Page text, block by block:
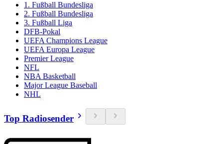
1. Fußball Bundesliga
2. Fußball Bundesliga
3. Fußball Liga
DFB-Pokal
UEFA Champions League
UEFA Europa League
Premier League
NFL
NBA Basketball
Major League Baseball
NHL
Top Radiosender